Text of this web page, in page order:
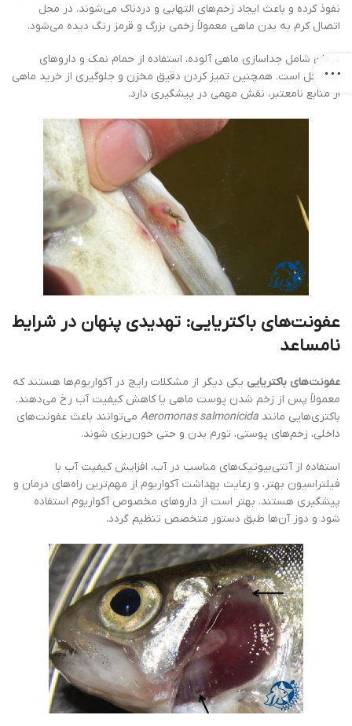
نفوذ کرده و باعث ایجاد زخم‌های التهابی و دردناک می‌شوند. در محل
اتصال کرم به بدن ماهی معمولاً زخمی بزرگ و قرمز رنگ دیده می‌شود.
درمان شامل جداسازی ماهی آلوده، استفاده از حمام نمک و داروهای
ضدانگل است. همچنین تمیز کردن دقیق مخزن و جلوگیری از خرید ماهی
از منابع نامعتبر، نقش مهمی در پیشگیری دارد.
عفونت‌های باکتریایی: تهدیدی پنهان در شرایط
نامساعد
عفونت‌های باکتریایی یکی دیگر از مشکلات رایج در آکواریوم‌ها هستند که
معمولاً پس از زخم شدن پوست ماهی یا کاهش کیفیت آب رخ می‌دهند.
باکتری‌هایی مانند Aeromonas salmonicida می‌توانند باعث عفونت‌های
داخلی، زخم‌های پوستی، تورم بدن و حتی خون‌ریزی شوند.
استفاده از آنتی‌بیوتیک‌های مناسب در آب، افزایش کیفیت آب با
فیلتراسیون بهتر، و رعایت بهداشت آکواریوم از مهم‌ترین راه‌های درمان و
پیشگیری هستند. بهتر است از داروهای مخصوص آکواریوم استفاده
شود و دوز آن‌ها طبق دستور متخصص تنظیم گردد.